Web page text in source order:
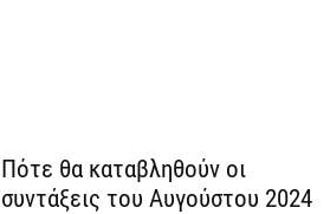
Πότε θα καταβληθούν οι
συντάξεις του Αυγούστου 2024